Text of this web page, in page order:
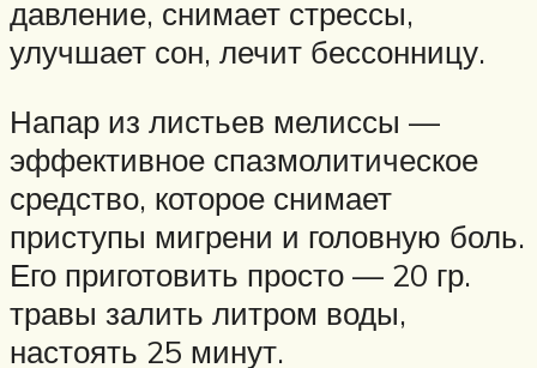
давление, снимает стрессы,
улучшает сон, лечит бессонницу.
Напар из листьев мелиссы —
эффективное спазмолитическое
средство, которое снимает
приступы мигрени и головную боль.
Его приготовить просто — 20 гр.
травы залить литром воды,
настоять 25 минут.